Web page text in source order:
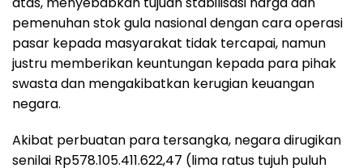
pemenuhan stok gula nasional dengan cara operasi
pasar kepada masyarakat tidak tercapai, namun
justru memberikan keuntungan kepada para pihak
swasta dan mengakibatkan kerugian keuangan
negara.
Akibat perbuatan para tersangka, negara dirugikan
senilai Rp578.105.411.622,47 (lima ratus tujuh puluh